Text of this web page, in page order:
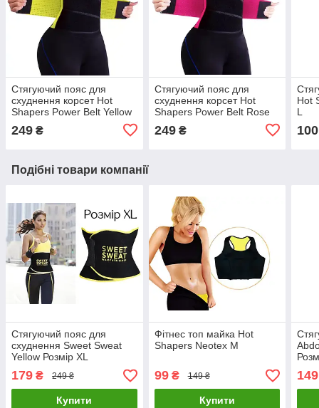
Стягуючий пояс для
схуднення корсет Hot
Shapers Power Belt Yellow
249 ₴
Стягуючий пояс для
схуднення корсет Hot
Shapers Power Belt Rose
249₴
Hot
L
100
Подібні товари компанії
Стягуючий пояс для
схуднення Sweet Sweat
Yellow Розмір XL
179 ₴ 249 ₴
Купити
Фітнес топ майка Hot
Shapers Neotex M
99₴ 149 ₴
Купити
149